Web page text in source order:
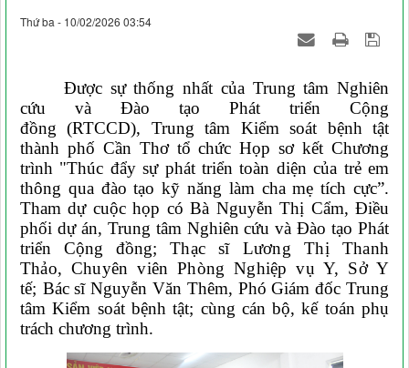
Thứ ba - 10/02/2026 03:54
Được sự thống nhất của Trung tâm Nghiên
cứu và Đào tạo Phát triển Cộng
đồng(RTCCD), Trung tâm Kiểm soát bệnh tật
thành phố Cần Thơ tổ chứcHọp sơkết Chương
trình "Thúc đẩy sự phát triển toàn diện của trẻ em
thông qua đào tạo kỹ năng làm cha mẹ tích cực”.
Tham dự cuộc họp có Bà Nguyễn Thị Cẩm, Điều
phối dự án, Trung tâm Nghiên cứu và Đào tạo Phát
triển Cộng đồng;Thạc sĩ Lương Thị Thanh
Thảo,Chuyên viênPhòng Nghiệp vụ Y, Sở Y
tế; Bác sĩ Nguyễn Văn Thêm, Phó Giám đốc Trung
tâm Kiểm soát bệnh tật; cùng cán bộ, kế toán phụ
trách chương trình.